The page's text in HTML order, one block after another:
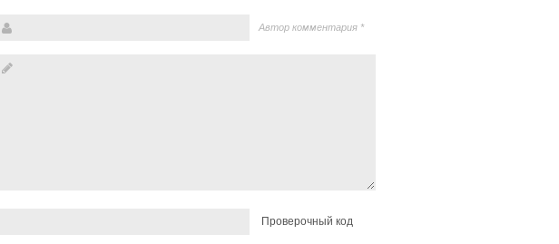
Автор комментария *
Проверочный код